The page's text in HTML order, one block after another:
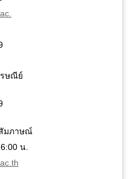
ษณีย์
มภาษณ์
น.